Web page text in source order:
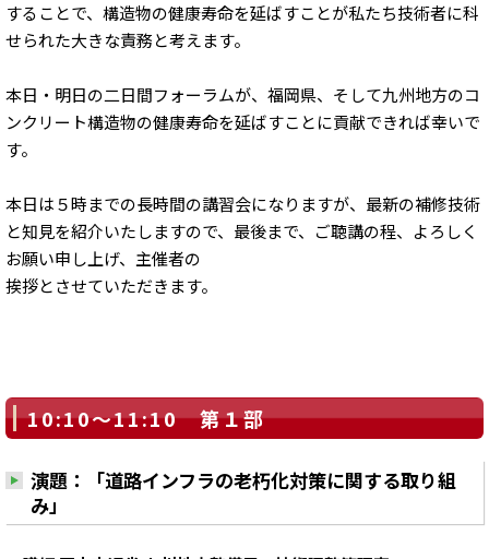
することで、構造物の健康寿命を延ばすことが私たち技術者に科
せられた大きな責務と考えます。
本日・明日の二日間フォーラムが、福岡県、そして九州地方のコ
ンクリート構造物の健康寿命を延ばすことに貢献できれば幸いで
す。
本日は５時までの長時間の講習会になりますが、最新の補修技術
と知見を紹介いたしますので、最後まで、ご聴講の程、よろしく
お願い申し上げ、主催者の
挨拶とさせていただきます。
10:10～11:10 第１部
演題：「道路インフラの老朽化対策に関する取り組
み」